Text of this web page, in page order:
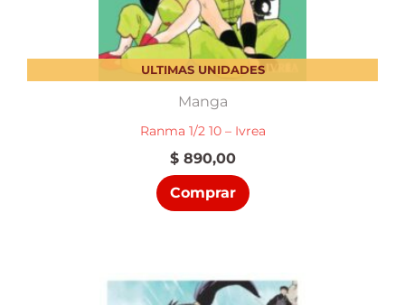
ULTIMAS UNIDADES
Manga
Ranma 1/2 10 – Ivrea
$890,00
Comprar